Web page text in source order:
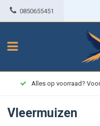
0850655451
Alles op voorraad?
Vleermuizen